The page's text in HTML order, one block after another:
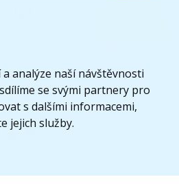
analýze naší návštěvnosti
se svými partnery pro
s dalšími informacemi,
jejich služby.